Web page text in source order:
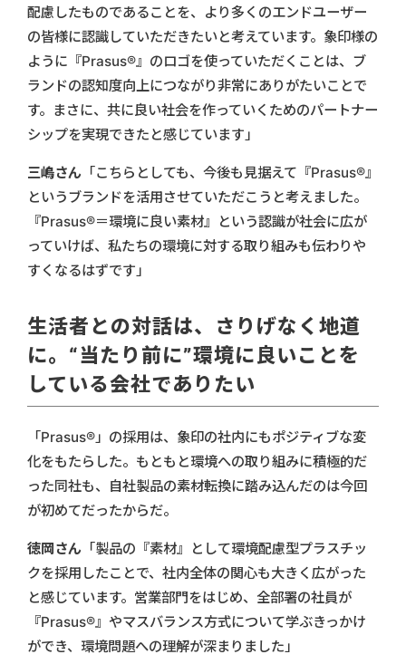
配慮したものであることを、より多くのエンドユーザー
の皆様に認識していただきたいと考えています。象印様の
ように『Prasus®』のロゴを使っていただくことは、ブ
ランドの認知度向上につながり非常にありがたいことで
す。まさに、共に良い社会を作っていくためのパートナー
シップを実現できたと感じています」
三嶋さん 「こちらとしても、今後も見据えて『Prasus®』
というブランドを活用させていただこうと考えました。
『Prasus®＝環境に良い素材』という認識が社会に広が
っていけば、私たちの環境に対する取り組みも伝わりや
すくなるはずです」
生活者との対話は、さりげなく地道
に。“当たり前に”環境に良いことを
している会社でありたい
「Prasus®」の採用は、象印の社内にもポジティブな変
化をもたらした。もともと環境への取り組みに積極的だ
った同社も、自社製品の素材転換に踏み込んだのは今回
が初めてだったからだ。
徳岡さん 「製品の『素材』として環境配慮型プラスチッ
クを採用したことで、社内全体の関心も大きく広がった
と感じています。営業部門をはじめ、全部署の社員が
『Prasus®』やマスバランス方式について学ぶきっかけ
ができ、環境問題への理解が深まりました」